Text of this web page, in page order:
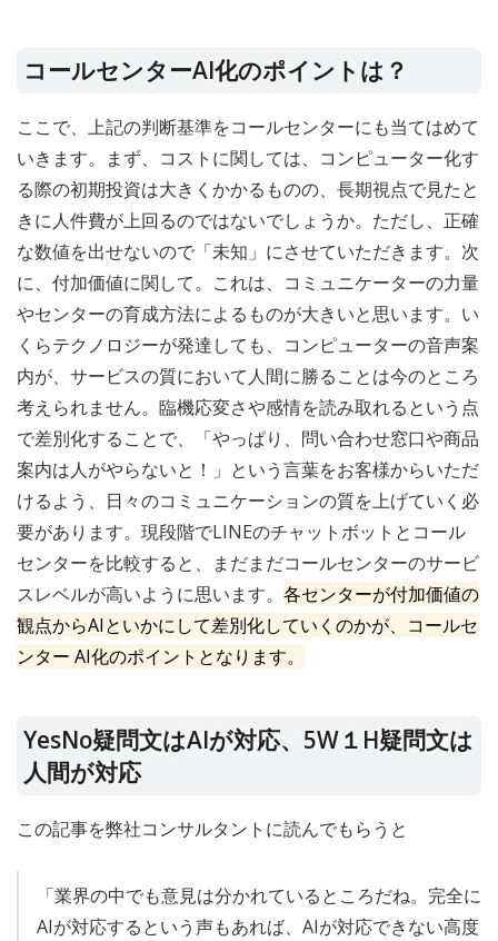
コールセンターAI化のポイントは？
ここで、上記の判断基準をコールセンターにも当てはめて
いきます。まず、コストに関しては、コンピューター化す
る際の初期投資は大きくかかるものの、長期視点で見たと
きに人件費が上回るのではないでしょうか。ただし、正確
な数値を出せないので「未知」にさせていただきます。次
に、付加価値に関して。これは、コミュニケーターの力量
やセンターの育成方法によるものが大きいと思います。い
くらテクノロジーが発達しても、コンピューターの音声案
内が、サービスの質において人間に勝ることは今のところ
考えられません。臨機応変さや感情を読み取れるという点
で差別化することで、「やっぱり、問い合わせ窓口や商品
案内は人がやらないと！」という言葉をお客様からいただ
けるよう、日々のコミュニケーションの質を上げていく必
要があります。現段階でLINEのチャットボットとコール
センターを比較すると、まだまだコールセンターのサービ
スレベルが高いように思います。 各センターが付加価値の
観点からAIといかにして差別化していくのかが、コールセ
ンター AI化のポイントとなります。
YesNo疑問文はAIが対応、5W１H疑問文は
人間が対応
この記事を弊社コンサルタントに読んでもらうと
「業界の中でも意見は分かれているところだね。完全に
AIが対応するという声もあれば、AIが対応できない高度